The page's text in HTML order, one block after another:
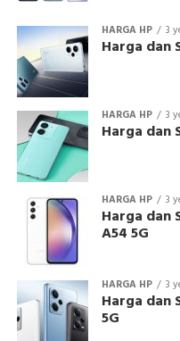
HARGA HP 3
Harga dan
HARGA HP 3
Harga dan
HARGA HP 3
Harga dan
A54 5G
HARGA HP 3
Harga dan
5G